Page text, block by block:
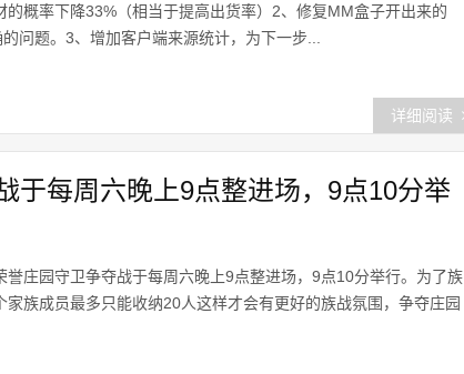
的概率下降33%（相当于提高出货率）2、修复MM盒子开出来的
问题。3、增加客户端来源统计，为下一步...
详细阅读
于每周六晚上9点整进场，9点10分举
誉庄园守卫争夺战于每周六晚上9点整进场，9点10分举行。为了族
家族成员最多只能收纳20人这样才会有更好的族战氛围，争夺庄园